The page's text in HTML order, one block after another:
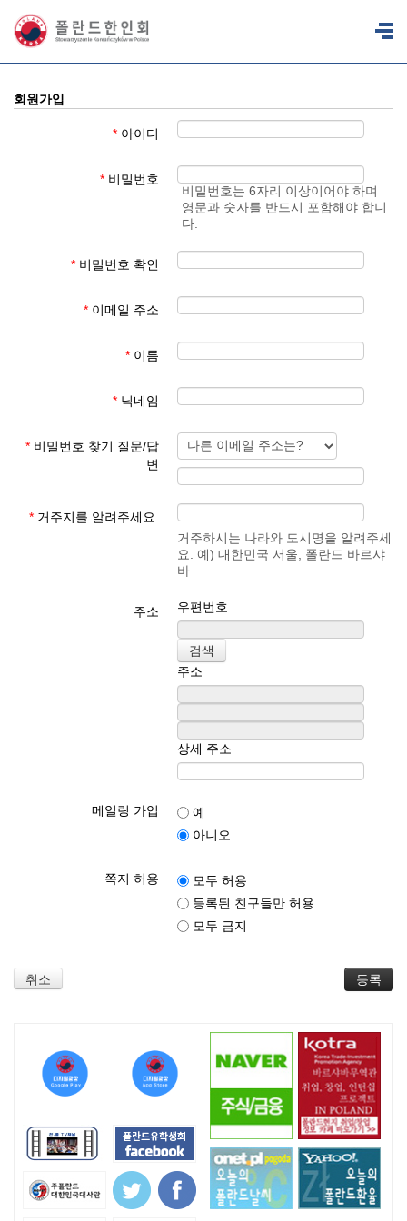
회원가입
* 아이디
* 비밀번호
비밀번호는 6자리 이상이어야 하며
영문과 숫자를 반드시 포함해야 합니
다.
* 비밀번호 확인
* 이메일 주소
* 이름
* 닉네임
* 비밀번호 찾기 질문/답
변
* 거주지를 알려주세요.
거주하시는 나라와 도시명을 알려주세
요. 예) 대한민국 서울, 폴란드 바르샤
바
주소 우편번호
주소
상세 주소
메일링 가입
예
아니오
쪽지 허용
모두 허용
등록된 친구들만 허용
모두 금지
취소